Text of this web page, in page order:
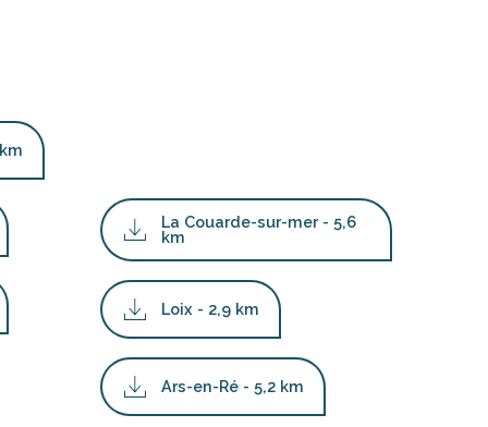
La Couarde-sur-mer - 5,6
km
Loix - 2,9 km
Ars-en-Ré - 5,2 km